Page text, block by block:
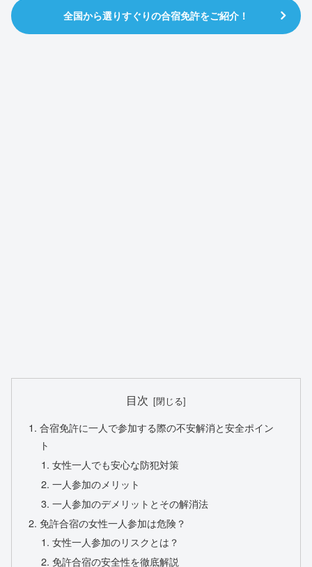
全国から選りすぐりの合宿免許をご紹介！
目次
合宿免許に一人で参加する際の不安解消と安全ポイン
ト
女性一人でも安心な防犯対策
一人参加のメリット
一人参加のデメリットとその解消法
免許合宿の女性一人参加は危険？
女性一人参加のリスクとは？
免許合宿の安全性を徹底解説